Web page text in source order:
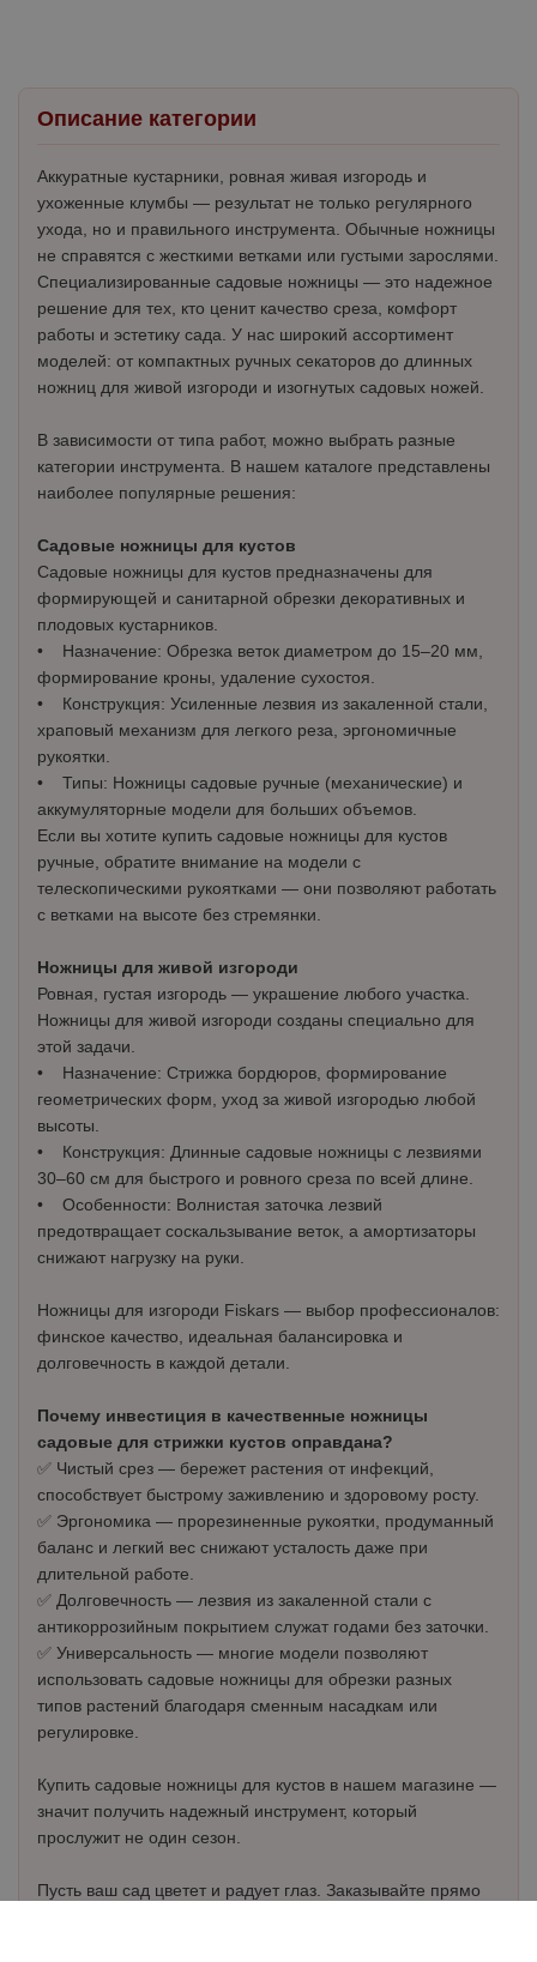
Описание категории
Аккуратные кустарники, ровная живая изгородь и
ухоженные клумбы — результат не только регулярного
ухода, но и правильного инструмента. Обычные ножницы
не справятся с жесткими ветками или густыми зарослями.
Специализированные садовые ножницы — это надежное
решение для тех, кто ценит качество среза, комфорт
работы и эстетику сада. У нас широкий ассортимент
моделей: от компактных ручных секаторов до длинных
ножниц для живой изгороди и изогнутых садовых ножей.
В зависимости от типа работ, можно выбрать разные
категории инструмента. В нашем каталоге представлены
наиболее популярные решения:
Садовые ножницы для кустов
Садовые ножницы для кустов предназначены для
формирующей и санитарной обрезки декоративных и
плодовых кустарников.
• Назначение: Обрезка веток диаметром до 15–20 мм,
формирование кроны, удаление сухостоя.
• Конструкция: Усиленные лезвия из закаленной стали,
храповый механизм для легкого реза, эргономичные
рукоятки.
• Типы: Ножницы садовые ручные (механические) и
аккумуляторные модели для больших объемов.
Если вы хотите купить садовые ножницы для кустов
ручные, обратите внимание на модели с
телескопическими рукоятками — они позволяют работать
с ветками на высоте без стремянки.
Ножницы для живой изгороди
Ровная, густая изгородь — украшение любого участка.
Ножницы для живой изгороди созданы специально для
этой задачи.
• Назначение: Стрижка бордюров, формирование
геометрических форм, уход за живой изгородью любой
высоты.
• Конструкция: Длинные садовые ножницы с лезвиями
30–60 см для быстрого и ровного среза по всей длине.
• Особенности: Волнистая заточка лезвий
предотвращает соскальзывание веток, а амортизаторы
снижают нагрузку на руки.
Ножницы для изгороди Fiskars — выбор профессионалов:
финское качество, идеальная балансировка и
долговечность в каждой детали.
Почему инвестиция в качественные ножницы
садовые для стрижки кустов оправдана?
✅ Чистый срез — бережет растения от инфекций,
способствует быстрому заживлению и здоровому росту.
✅ Эргономика — прорезиненные рукоятки, продуманный
баланс и легкий вес снижают усталость даже при
длительной работе.
✅ Долговечность — лезвия из закаленной стали с
антикоррозийным покрытием служат годами без заточки.
✅ Универсальность — многие модели позволяют
использовать садовые ножницы для обрезки разных
типов растений благодаря сменным насадкам или
регулировке.
Купить садовые ножницы для кустов в нашем магазине —
значит получить надежный инструмент, который
прослужит не один сезон.
Пусть ваш сад цветет и радует глаз. Заказывайте прямо